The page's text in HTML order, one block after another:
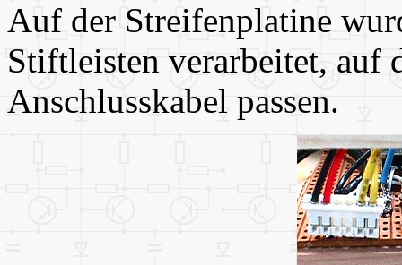
Auf der Streifenplatine
Stiftleisten verarbeitet, auf
Anschlusskabel passen.